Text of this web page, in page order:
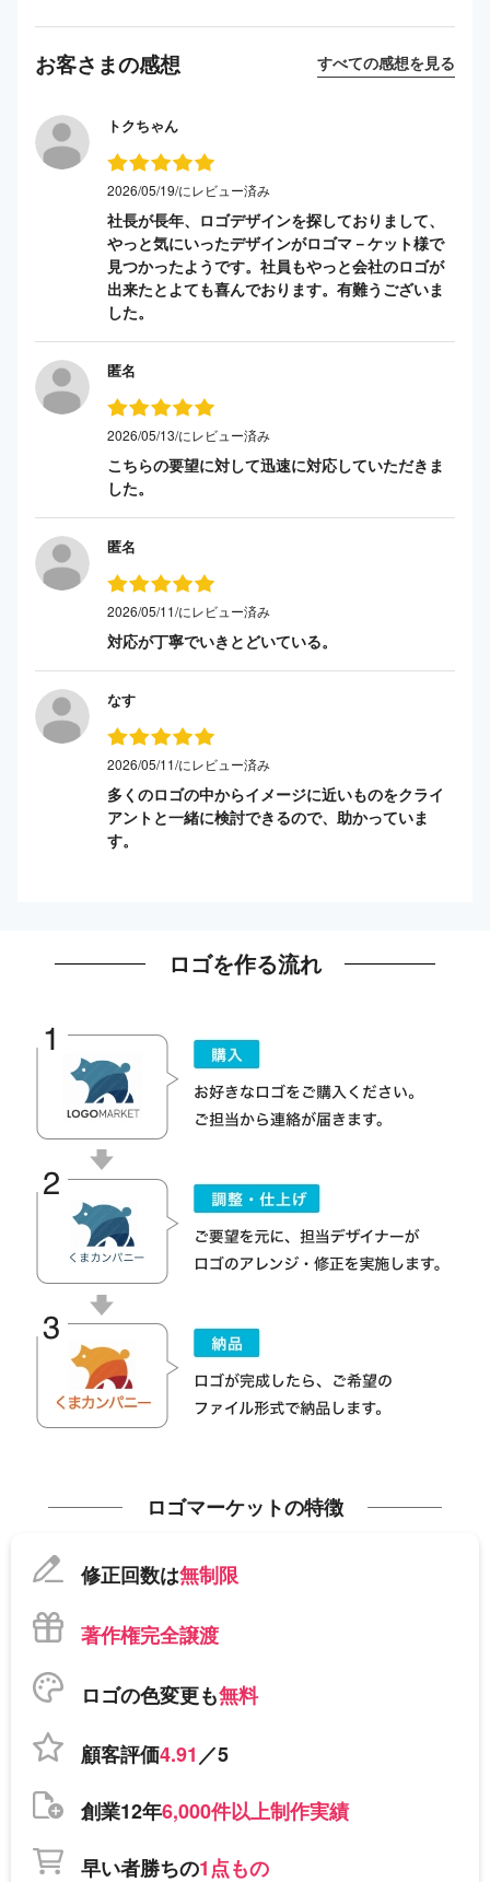
お客さまの感想 すべての感想を見る
トクちゃん
2026/05/19/にレビュー済み
社長が長年、ロゴデザインを探しておりまして、
やっと気にいったデザインがロゴマ－ケット様で
見つかったようです。社員もやっと会社のロゴが
出来たとよても喜んでおります。有難うございま
した。
匿名
2026/05/13/にレビュー済み
こちらの要望に対して迅速に対応していただきま
した。
匿名
2026/05/11/にレビュー済み
対応が丁寧でいきとどいている。
なす
2026/05/11/にレビュー済み
多くのロゴの中からイメージに近いものをクライ
アントと一緒に検討できるので、助かっていま
す。
ロゴを作る流れ
ロゴマーケットの特徴
修正回数は無制限
著作権完全譲渡
ロゴの色変更も無料
顧客評価4.91／5
創業12年6,000件以上制作実績
早い者勝ちの1点もの